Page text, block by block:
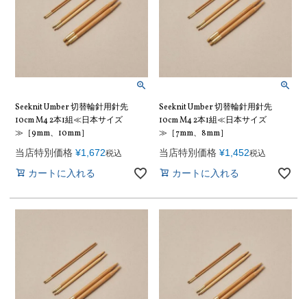
Seeknit Umber 切替輪針用針先
10cm M4 2本1組≪日本サイズ
≫［9mm、10mm］
当店特別価格 ¥1,672税込
カートに入れる
Seeknit Umber 切替輪針用針先
10cm M4 2本1組≪日本サイズ
≫［7mm、8mm］
当店特別価格 ¥1,452税込
カートに入れる